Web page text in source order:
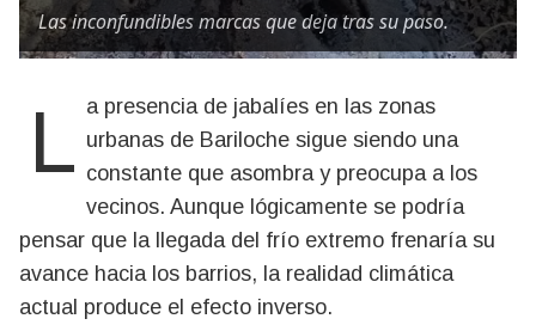
Las inconfundibles marcas que deja tras su paso.
La presencia de jabalíes en las zonas urbanas de Bariloche sigue siendo una
constante que asombra y preocupa a los
vecinos. Aunque lógicamente se podría
pensar que la llegada del frío extremo frenaría su
avance hacia los barrios, la realidad climática
actual produce el efecto inverso.